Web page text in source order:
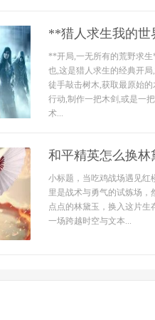
**猎人求生我的
**开局,一无所有的荒野求
也,这是猎人求生的经典开
徒手敲击树木,获取最原始
行动,制作一把木剑,或是一
术...
和平精英怎么换
小标题，当吃鸡战场遇见红
里是战术与勇气的试炼场
点点的林黛玉，换入这片生
一场跨越时空与文本...